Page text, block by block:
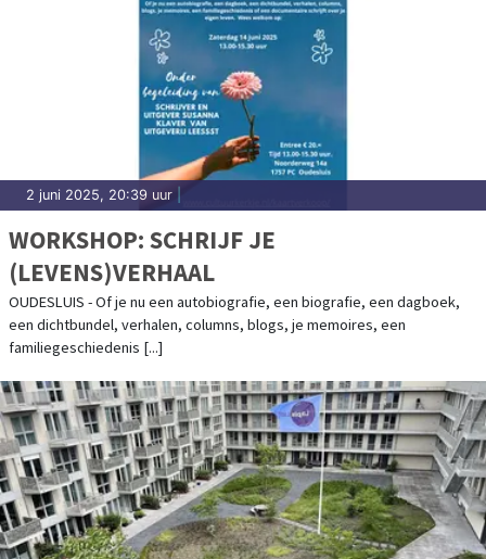
2 juni 2025, 20:39 uur
WORKSHOP: SCHRIJF JE
(LEVENS)VERHAAL
OUDESLUIS - Of je nu een autobiografie, een biografie, een dagboek,
een dichtbundel, verhalen, columns, blogs, je memoires, een
familiegeschiedenis [...]